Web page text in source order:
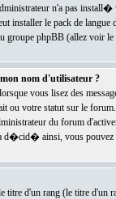
n'a pas
installer le pack de
phpBB (allez voir le
nom d'utilisateur ?
vous lisez des
ou votre statut sur le
du forum
d�cid� ainsi, vous
d'un rang (le titre d'un